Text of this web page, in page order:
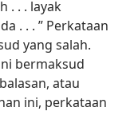
. . . layak
. . . ” Perkataan
yang salah.
bermaksud
atau
ini, perkataan